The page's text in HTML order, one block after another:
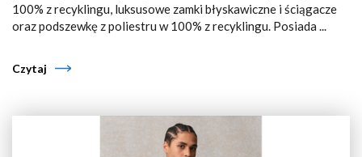
100% z recyklingu, luksusowe zamki błyskawiczne i ściągacze
oraz podszewkę z poliestru w 100% z recyklingu. Posiada ...
Czytaj